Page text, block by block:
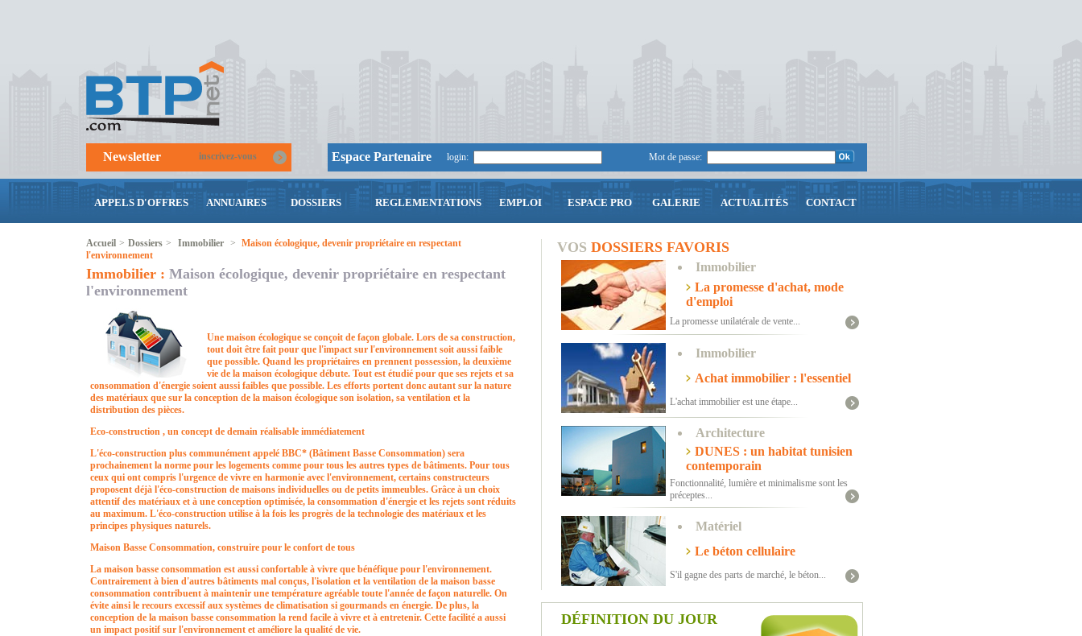
Newsletter inscrivez-vous Espace Partenaire login: Mot de passe:
APPELS D'OFFRES ANNUAIRES DOSSIERS REGLEMENTATIONS EMPLOI ESPACE PRO GALERIE ACTUALITÉS CONTACT
Accueil > Dossiers > Immobilier > Maison écologique, devenir propriétaire en respectant
l'environnement
Immobilier : Maison écologique, devenir propriétaire en respectant
l'environnement
Une maison écologique se conçoit de façon globale. Lors de sa construction,
tout doit être fait pour que l'impact sur l'environnement soit aussi faible
que possible. Quand les propriétaires en prennent possession, la deuxième
vie de la maison écologique débute. Tout est étudié pour que ses rejets et sa
consommation d'énergie soient aussi faibles que possible. Les efforts portent donc autant sur la nature
des matériaux que sur la conception de la maison écologique son isolation, sa ventilation et la
distribution des pièces.
Eco-construction , un concept de demain réalisable immédiatement
L'éco-construction plus communément appelé BBC* (Bâtiment Basse Consommation) sera
prochainement la norme pour les logements comme pour tous les autres types de bâtiments. Pour tous
ceux qui ont compris l'urgence de vivre en harmonie avec l'environnement, certains constructeurs
proposent déjà l'éco-construction de maisons individuelles ou de petits immeubles. Grâce à un choix
attentif des matériaux et à une conception optimisée, la consommation d'énergie et les rejets sont réduits
au maximum. L'éco-construction utilise à la fois les progrès de la technologie des matériaux et les
principes physiques naturels.
Maison Basse Consommation, construire pour le confort de tous
La maison basse consommation est aussi confortable à vivre que bénéfique pour l'environnement.
Contrairement à bien d'autres bâtiments mal conçus, l'isolation et la ventilation de la maison basse
consommation contribuent à maintenir une température agréable toute l'année de façon naturelle. On
évite ainsi le recours excessif aux systèmes de climatisation si gourmands en énergie. De plus, la
conception de la maison basse consommation la rend facile à vivre et à entretenir. Cette facilité a aussi
un impact positif sur l'environnement et améliore la qualité de vie.
VOS DOSSIERS FAVORIS
Immobilier
La promesse d'achat, mode
d'emploi
La promesse unilatérale de vente...
Immobilier
Achat immobilier : l'essentiel
L'achat immobilier est une étape...
Architecture
DUNES : un habitat tunisien
contemporain
Fonctionnalité, lumière et minimalisme sont les
préceptes...
Matériel
Le béton cellulaire
S'il gagne des parts de marché, le béton...
DÉFINITION DU JOUR